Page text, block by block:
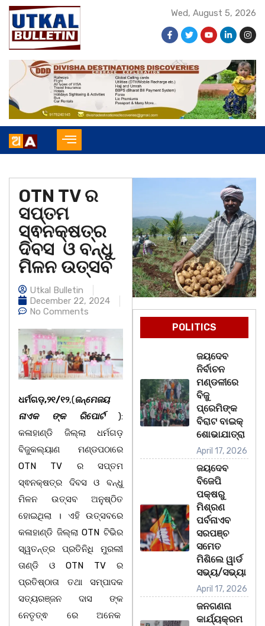
Wed, August 5, 2026
OTN TV ର
ସପ୍ତମ
ସ୍ଵନକ୍ଷତ୍ର
ଦିବସ ଓ ବନ୍ଧୁ
ମିଳନ ଉତ୍ସବ
Utkal Bulletin
December 22, 2024
No Comments
ଧର୍ମଗଡ଼,୨୧/୧୨,(ଜନ୍ମେଜୟ
ନାଏକ ଙ୍କ ରିପୋର୍ଟ ):
କଳାହାଣ୍ଡି ଜିଲ୍ଲା ଧର୍ମଗଡ଼
ବିଜୁକଲ୍ୟାଣ ମଣ୍ଡପଠାରେ
OTN TV ର ସପ୍ତମ
ସ୍ଵନକ୍ଷତ୍ର ଦିବସ ଓ ବନ୍ଧୁ
ମିଳନ ଉତ୍ସବ ଅନୁଷ୍ଠିତ
ହୋଇଥିଲା । ଏହି ଉତ୍ସବରେ
କଳାହାଣ୍ଡି ଜିଲ୍ଲା OTN ଟିଭିର
ସ୍ୱତନ୍ତ୍ର ପ୍ରତିନିଧି ମୁରଲୀ
ତାଣ୍ଡି ଓ OTN TV ର
ପ୍ରତିଷ୍ଠାତା ତଥା ସମ୍ପାଦକ
ସତ୍ୟରଞ୍ଜନ ଦାସ ଙ୍କ
ନେତୃତ୍ଵ ରେ ଅନେକ
POLITICS
ଜୟଦେବ
ନିର୍ବାଚନ
ମଣ୍ଡଳୀରେ
ବିଜୁ
ପ୍ରେମିଙ୍କ
ବିରାଟ ବାଇକ୍
ଶୋଭାଯାତ୍ରା
April 17, 2026
ଜୟଦେବ
ବିଜେପି
ପକ୍ଷରୁ
ମିଶ୍ରଣ
ପର୍ବନାଏବ
ସରପଞ୍ଚ
ସମେତ
ମିଶିଲେ ୱାର୍ଡ
ସଭ୍ୟ/ସଭ୍ୟା
April 17, 2026
ଜନଗଣନା
କାର୍ଯ୍ୟକ୍ରମ